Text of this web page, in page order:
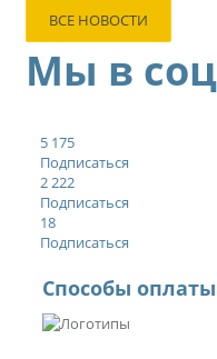
ВСЕ НОВОСТИ
Мы в
5 175
Подписаться
2 222
Подписаться
18
Подписаться
Способы оплаты